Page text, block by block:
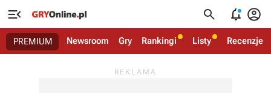
   
PREMIUM Newsroom Gry Rankingi Listy Recenzje